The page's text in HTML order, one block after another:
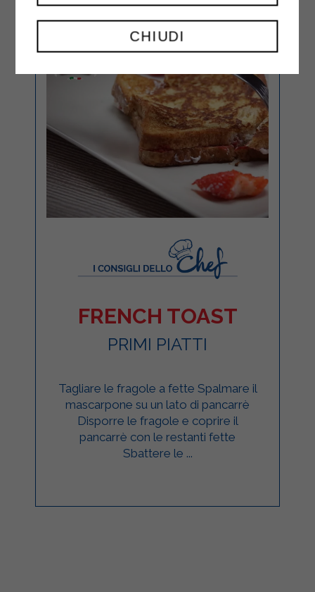
FRENCH TOAST
PRIMI PIATTI
Tagliare le fragole a fette Spalmare il
mascarpone su un lato di pancarrè
Disporre le fragole e coprire il
pancarrè con le restanti fette
Sbattere le ...
CHIUDI